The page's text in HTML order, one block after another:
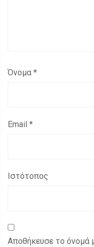
Όνομα *
Email *
Ιστότοπος
Αποθήκευσε το όνομά